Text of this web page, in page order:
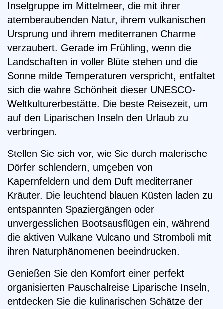
Inselgruppe im Mittelmeer, die mit ihrer
atemberaubenden Natur, ihrem vulkanischen
Ursprung und ihrem mediterranen Charme
verzaubert. Gerade im Frühling, wenn die
Landschaften in voller Blüte stehen und die
Sonne milde Temperaturen verspricht, entfaltet
sich die wahre Schönheit dieser UNESCO-
Weltkulturerbestätte. Die beste Reisezeit, um
auf den Liparischen Inseln den Urlaub zu
verbringen.
Stellen Sie sich vor, wie Sie durch malerische
Dörfer schlendern, umgeben von
Kapernfeldern und dem Duft mediterraner
Kräuter. Die leuchtend blauen Küsten laden zu
entspannten Spaziergängen oder
unvergesslichen Bootsausflügen ein, während
die aktiven Vulkane Vulcano und Stromboli mit
ihren Naturphänomenen beeindrucken.
Genießen Sie den Komfort einer perfekt
organisierten Pauschalreise Liparische Inseln,
entdecken Sie die kulinarischen Schätze der